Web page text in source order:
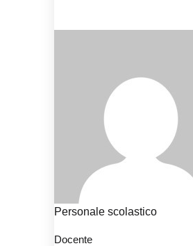
Personale scolastico
Docente